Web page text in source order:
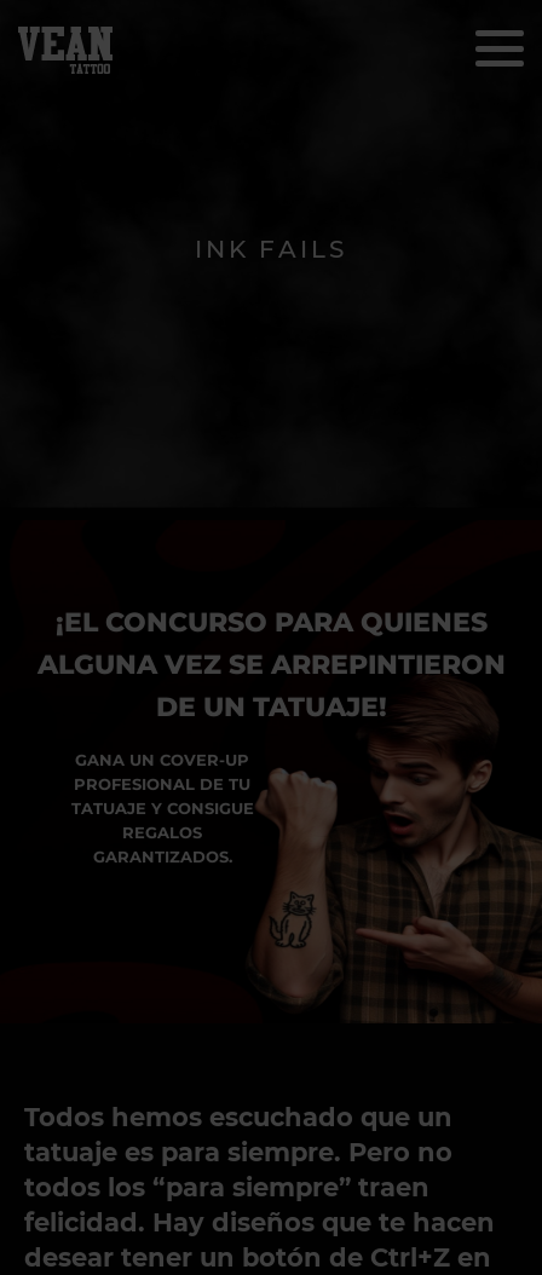
INK FAILS
¡EL CONCURSO PARA QUIENES
ALGUNA VEZ SE ARREPINTIERON
DE UN TATUAJE!
GANA UN COVER-UP
PROFESIONAL DE TU
TATUAJE Y CONSIGUE
REGALOS
GARANTIZADOS.
Todos hemos escuchado que un
tatuaje es para siempre. Pero no
todos los “para siempre” traen
felicidad. Hay diseños que te hacen
desear tener un botón de Ctrl+Z en